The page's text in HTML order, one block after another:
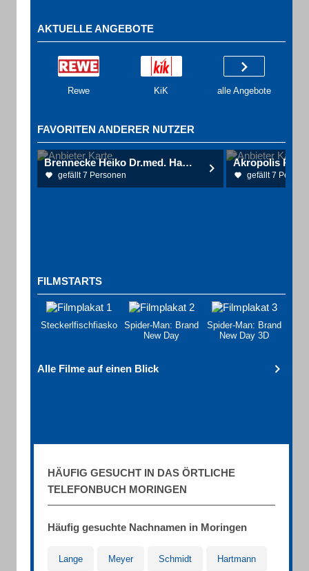
AKTUELLE ANGEBOTE
Rewe KiK alle Angebote
FAVORITEN ANDERER NUTZER
Brennecke Heiko Dr.med. Hautarzt
gefällt 7 Personen
Akropolis
gefällt 7
FILMSTARTS
Steckerlfischfiasko
Spider-Man: Brand
New Day
Spider-Man: Brand
New Day 3D
Alle Filme auf einen Blick
HÄUFIG GESUCHT IN DAS ÖRTLICHE
TELEFONBUCH MORINGEN
Häufig gesuchte Nachnamen in Moringen
Lange Meyer Schmidt Hartmann